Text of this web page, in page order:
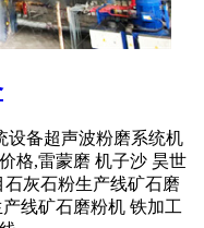
设备超声波粉磨系统机
格,雷蒙磨 机子沙 昊世
石灰石粉生产线矿石磨
线矿石磨粉机 铁加工